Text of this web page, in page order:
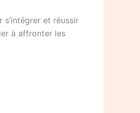
et réussir
à affronter les